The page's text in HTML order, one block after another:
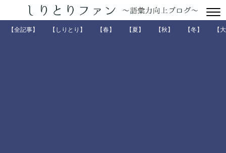
【全記事】 【しりとり】 【春】 【夏】 【秋】 【冬】 【